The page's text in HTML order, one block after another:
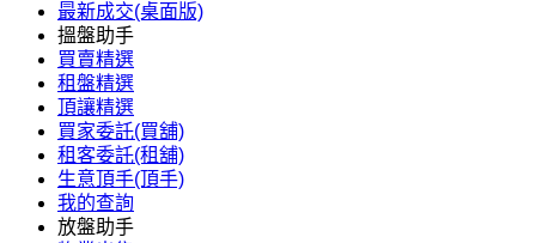
最新成交(桌面版)
搵盤助手
買賣精選
租盤精選
頂讓精選
買家委託(買舖)
租客委託(租舖)
生意頂手(頂手)
我的查詢
放盤助手